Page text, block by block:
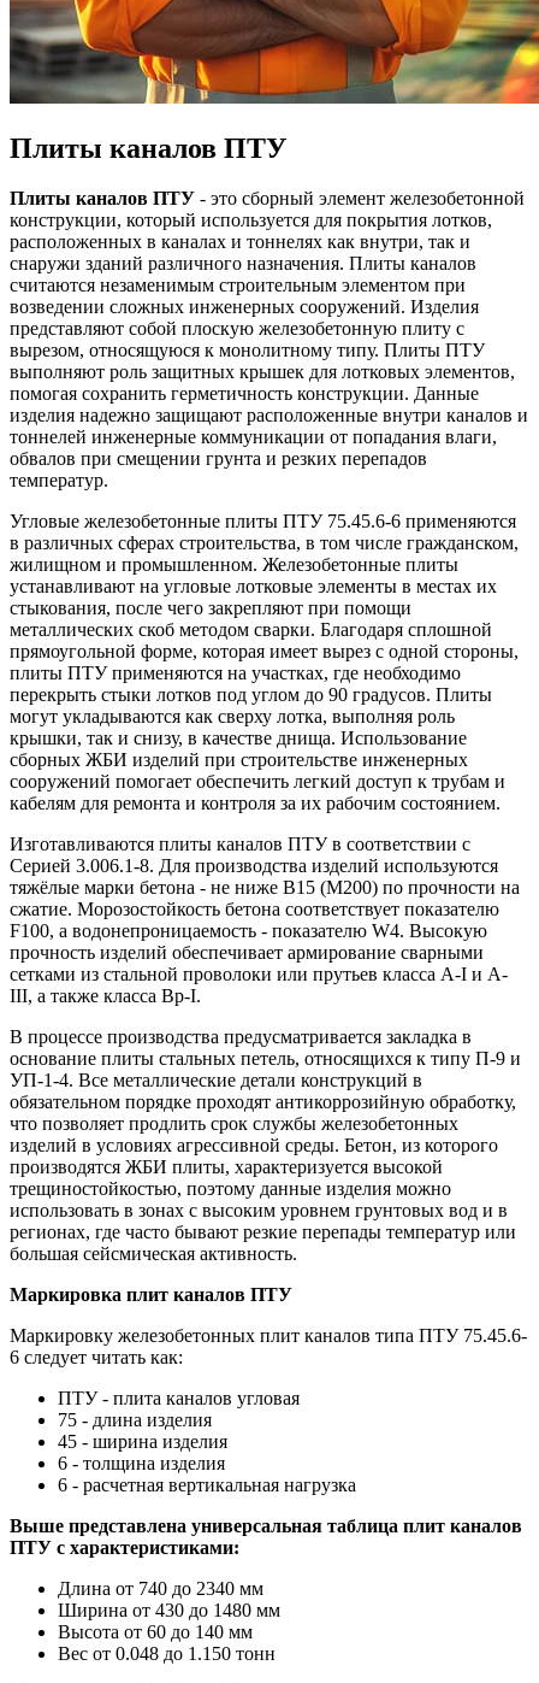
Плиты каналов ПТУ
Плиты каналов ПТУ - это сборный элемент железобетонной
конструкции, который используется для покрытия лотков,
расположенных в каналах и тоннелях как внутри, так и
снаружи зданий различного назначения. Плиты каналов
считаются незаменимым строительным элементом при
возведении сложных инженерных сооружений. Изделия
представляют собой плоскую железобетонную плиту с
вырезом, относящуюся к монолитному типу. Плиты ПТУ
выполняют роль защитных крышек для лотковых элементов,
помогая сохранить герметичность конструкции. Данные
изделия надежно защищают расположенные внутри каналов и
тоннелей инженерные коммуникации от попадания влаги,
обвалов при смещении грунта и резких перепадов
температур.
Угловые железобетонные плиты ПТУ 75.45.6-6 применяются
в различных сферах строительства, в том числе гражданском,
жилищном и промышленном. Железобетонные плиты
устанавливают на угловые лотковые элементы в местах их
стыкования, после чего закрепляют при помощи
металлических скоб методом сварки. Благодаря сплошной
прямоугольной форме, которая имеет вырез с одной стороны,
плиты ПТУ применяются на участках, где необходимо
перекрыть стыки лотков под углом до 90 градусов. Плиты
могут укладываются как сверху лотка, выполняя роль
крышки, так и снизу, в качестве днища. Использование
сборных ЖБИ изделий при строительстве инженерных
сооружений помогает обеспечить легкий доступ к трубам и
кабелям для ремонта и контроля за их рабочим состоянием.
Изготавливаются плиты каналов ПТУ в соответствии с
Серией 3.006.1-8. Для производства изделий используются
тяжёлые марки бетона - не ниже В15 (М200) по прочности на
сжатие. Морозостойкость бетона соответствует показателю
F100, а водонепроницаемость - показателю W4. Высокую
прочность изделий обеспечивает армирование сварными
сетками из стальной проволоки или прутьев класса А-I и А-
III, а также класса Вр-I.
В процессе производства предусматривается закладка в
основание плиты стальных петель, относящихся к типу П-9 и
УП-1-4. Все металлические детали конструкций в
обязательном порядке проходят антикоррозийную обработку,
что позволяет продлить срок службы железобетонных
изделий в условиях агрессивной среды. Бетон, из которого
производятся ЖБИ плиты, характеризуется высокой
трещиностойкостью, поэтому данные изделия можно
использовать в зонах с высоким уровнем грунтовых вод и в
регионах, где часто бывают резкие перепады температур или
большая сейсмическая активность.
Маркировка плит каналов ПТУ
Маркировку железобетонных плит каналов типа ПТУ 75.45.6-
6 следует читать как:
ПТУ - плита каналов угловая
75 - длина изделия
45 - ширина изделия
6 - толщина изделия
6 - расчетная вертикальная нагрузка
Выше представлена универсальная таблица плит каналов
ПТУ с характеристиками:
Длина от 740 до 2340 мм
Ширина от 430 до 1480 мм
Высота от 60 до 140 мм
Вес от 0.048 до 1.150 тонн